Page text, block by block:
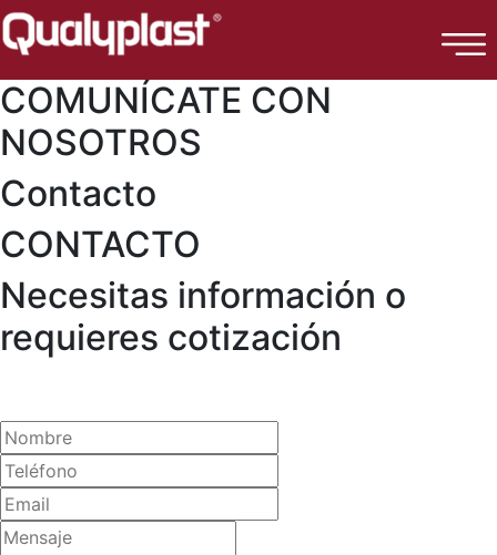
COMUNÍCATE CON
NOSOTROS
Contacto
CONTACTO
Necesitas información o
requieres cotización